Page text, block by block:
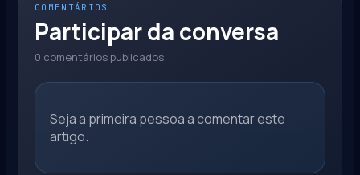
COMENTÁRIOS
Participar da conversa
0 comentários publicados
Seja a primeira pessoa a comentar este
artigo.